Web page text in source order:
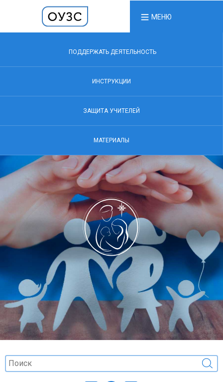
МЕНЮ
ПОДДЕРЖАТЬ ДЕЯТЕЛЬНОСТЬ
ИНСТРУКЦИИ
ЗАЩИТА УЧИТЕЛЕЙ
МАТЕРИАЛЫ